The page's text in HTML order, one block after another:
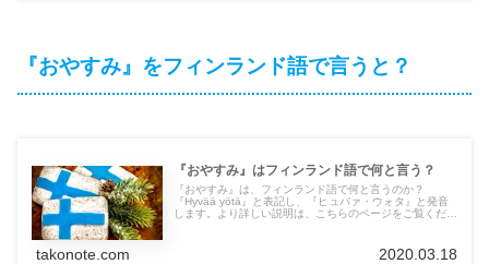
『おやすみ』をフィンランド語で言うと？
『おやすみ』はフィンランド語で何と言う？
『おやすみ』は、フィンランド語で何と言うのか？
『Hyvää yötä』と表記し、『ヒュバァ・ウォタ』と発音
します。より詳しい説明は、こちらのページをご覧くださ
takonote.com 2020.03.18